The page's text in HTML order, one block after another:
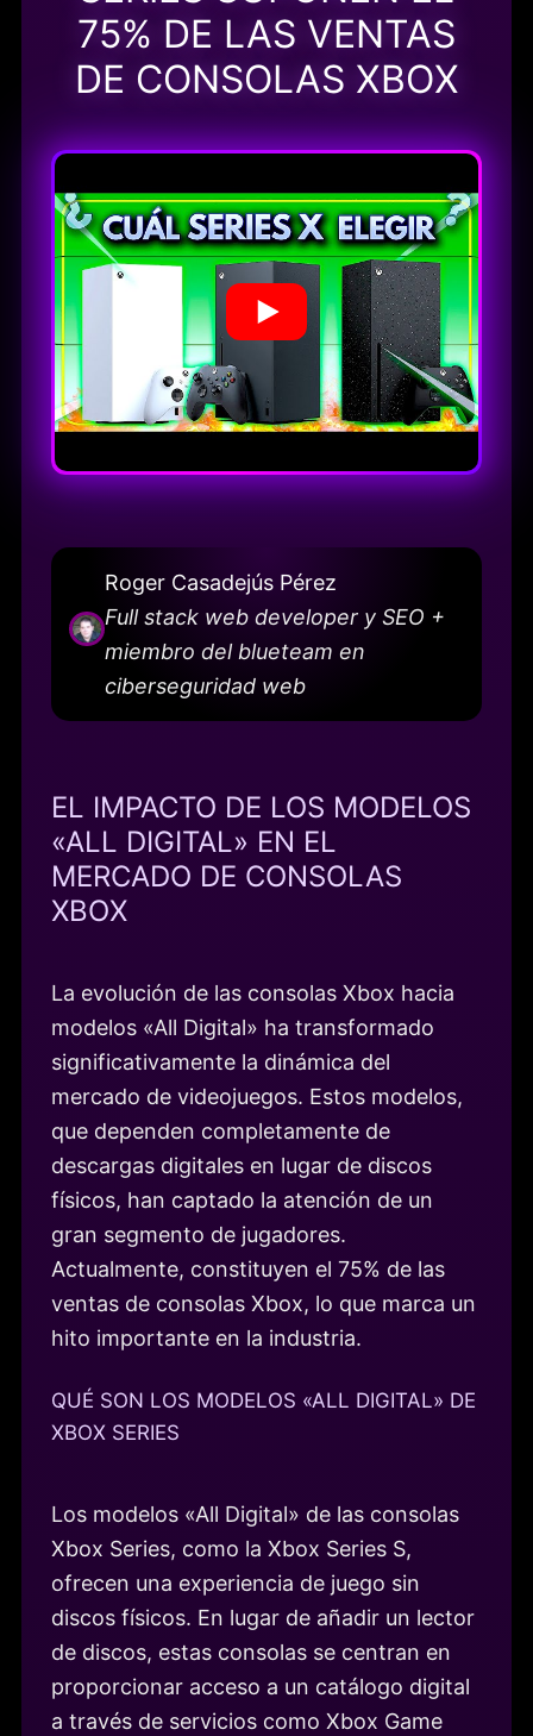
75% DE LAS VENTAS
DE CONSOLAS XBOX
Roger Casadejús Pérez
Full stack web developer y SEO +
miembro del blueteam en
ciberseguridad web
EL IMPACTO DE LOS MODELOS
«ALL DIGITAL» EN EL
MERCADO DE CONSOLAS
XBOX
La evolución de las consolas Xbox hacia
modelos «All Digital» ha transformado
significativamente la dinámica del
mercado de videojuegos. Estos modelos,
que dependen completamente de
descargas digitales en lugar de discos
físicos, han captado la atención de un
gran segmento de jugadores.
Actualmente, constituyen el 75% de las
ventas de consolas Xbox, lo que marca un
hito importante en la industria.
QUÉ SON LOS MODELOS «ALL DIGITAL» DE
XBOX SERIES
Los modelos «All Digital» de las consolas
Xbox Series, como la Xbox Series S,
ofrecen una experiencia de juego sin
discos físicos. En lugar de añadir un lector
de discos, estas consolas se centran en
proporcionar acceso a un catálogo digital
a través de servicios como Xbox Game